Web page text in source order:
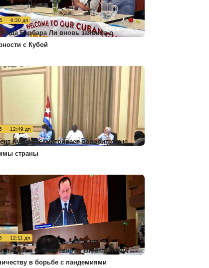
6:30 дп
Барбара Ли вновь заявила о
с Кубой
12:49 дп
Кубы рассматривает приоритетные
страны
12:11 дп
к более тесному глобальному
в борьбе с пандемиями